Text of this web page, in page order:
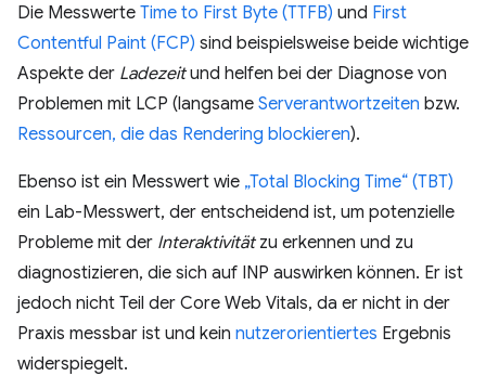
Die Messwerte Time to First Byte (TTFB) und First
Contentful Paint (FCP) sind beispielsweise beide wichtige
Aspekte der Ladezeitund helfen bei der Diagnose von
Problemen mit LCP (langsame Serverantwortzeiten bzw.
Ressourcen, die das Rendering blockieren).
Ebenso ist ein Messwert wie „Total Blocking Time“ (TBT)
ein Lab-Messwert, der entscheidend ist, um potenzielle
Probleme mit der Interaktivitätzu erkennen und zu
diagnostizieren, die sich auf INP auswirken können. Er ist
jedoch nicht Teil der Core Web Vitals, da er nicht in der
Praxis messbar ist und kein nutzerorientiertes Ergebnis
widerspiegelt.